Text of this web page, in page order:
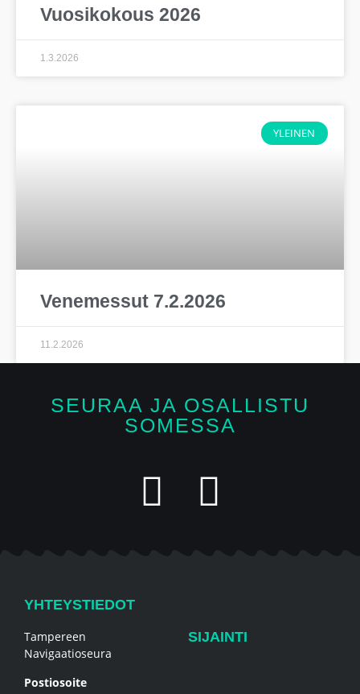
Vuosikokous 2026
1.3.2026
YLEINEN
Venemessut 7.2.2026
11.2.2026
SEURAA JA OSALLISTU
SOMESSA
YHTEYSTIEDOT
Tampereen
Navigaatioseura
Postiosoite
SIJAINTI